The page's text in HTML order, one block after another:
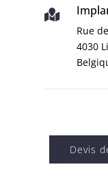

Rue
4030
Devis